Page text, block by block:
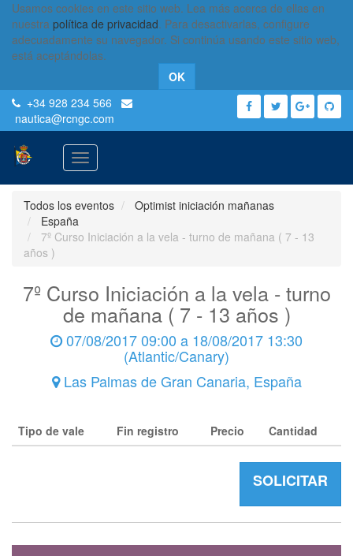
Usamos cookies en este sitio web. Lea más acerca de ellas en
nuestra política de privacidad. Para desactivarlas, configure
adecuadamente su navegador. Si continúa usando este sitio web,
está aceptándolas.
OK
+34 928 234 566
nautica@rcngc.com
Activar
navegación
Todos los eventos
Optimist iniciación mañanas
España
7º Curso Iniciación a la vela - turno de mañana ( 7 - 13
años )
7º Curso Iniciación a la vela - turno
de mañana ( 7 - 13 años )
07/08/2017 09:00 a 18/08/2017 13:30
(Atlantic/Canary)
Las Palmas de Gran Canaria, España
Tipo de vale Fin registro Precio Cantidad
SOLICITAR